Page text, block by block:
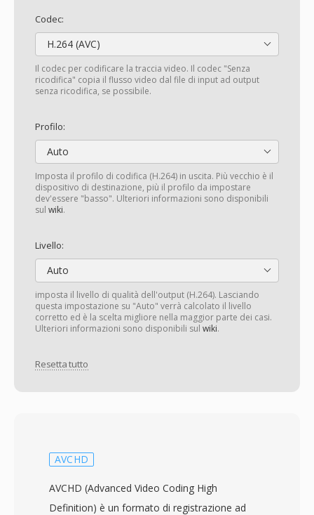
Codec:
H.264 (AVC)
Il codec per codificare la traccia video. Il codec "Senza
ricodifica" copia il flusso video dal file di input ad output
senza ricodifica, se possibile.
Profilo:
Auto
Imposta il profilo di codifica (H.264) in uscita. Più vecchio è il
dispositivo di destinazione, più il profilo da impostare
dev'essere "basso". Ulteriori informazioni sono disponibili
sul wiki.
Livello:
Auto
imposta il livello di qualità dell'output (H.264). Lasciando
questa impostazione su "Auto" verrà calcolato il livello
corretto ed è la scelta migliore nella maggior parte dei casi.
Ulteriori informazioni sono disponibili sul wiki.
Resetta tutto
AVCHD
AVCHD (Advanced Video Coding High
Definition) è un formato di registrazione ad